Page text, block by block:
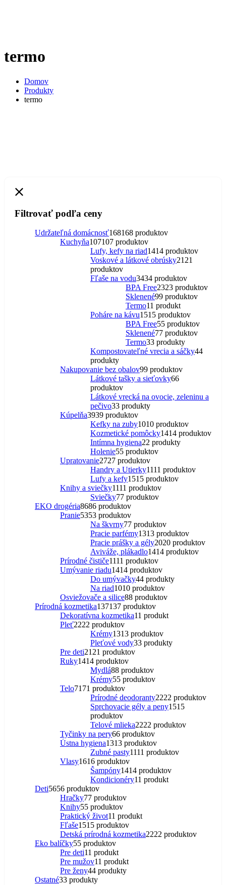
termo
Domov
Produkty
termo
Filtrovať podľa ceny
Udržateľná domácnosť168168 produktov
Kuchyňa107107 produktov
Lufy, kefy na riad1414 produktov
Voskové a látkové obrúsky21 21
produktov
Fľaše na vodu3434 produktov
BPA Free2323 produktov
Sklenené99 produktov
Termo11 produkt
Poháre na kávu1515 produktov
BPA Free55 produktov
Sklenené77 produktov
Termo33 produkty
Kompostovateľné vrecia a sáčky44
produkty
Nakupovanie bez obalov99 produktov
Látkové tašky a sieťovky66
produktov
Látkové vrecká na ovocie, zeleninu a
pečivo33 produkty
Kúpelňa3939 produktov
Kefky na zuby1010 produktov
Kozmetické pomôcky1414 produktov
Intímna hygiena22 produkty
Holenie55 produktov
Upratovanie2727 produktov
Handry a Utierky1111 produktov
Lufy a kefy1515 produktov
Knihy a sviečky1111 produktov
Sviečky77 produktov
EKO drogéria8686 produktov
Pranie5353 produktov
Na škvrny77 produktov
Pracie parfémy1313 produktov
Pracie prášky a gély2020 produktov
Aviváže, plákadlo1414 produktov
Prírodné čističe1111 produktov
Umývanie riadu1414 produktov
Do umývačky44 produkty
Na riad1010 produktov
Osviežovače a silice88 produktov
Prírodná kozmetika137137 produktov
Dekoratívna kozmetika11 produkt
Pleť2222 produktov
Krémy1313 produktov
Pleťové vody33 produkty
Pre deti21 21 produktov
Ruky1414 produktov
Mydlá88 produktov
Krémy55 produktov
Telo71 71 produktov
Prírodné deodoranty2222 produktov
Sprchovacie gély a peny1515
produktov
Telové mlieka2222 produktov
Tyčinky na pery66 produktov
Ústna hygiena1313 produktov
Zubné pasty1111 produktov
Vlasy1616 produktov
Šampóny1414 produktov
Kondicionéry11 produkt
Deti5656 produktov
Hračky77 produktov
Knihy55 produktov
Praktický život11 produkt
Fľaše1515 produktov
Detská prírodná kozmetika2222 produktov
Eko balíčky55 produktov
Pre deti11 produkt
Pre mužov11 produkt
Pre ženy44 produkty
Ostatné33 produkty